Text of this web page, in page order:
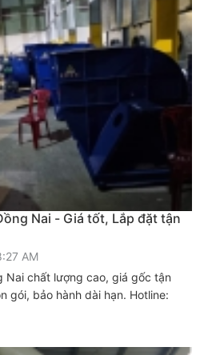
Nai - Giá tốt, Lắp đặt tận
AM
Nai chất lượng cao, giá gốc tận
gói, bảo hành dài hạn. Hotline: